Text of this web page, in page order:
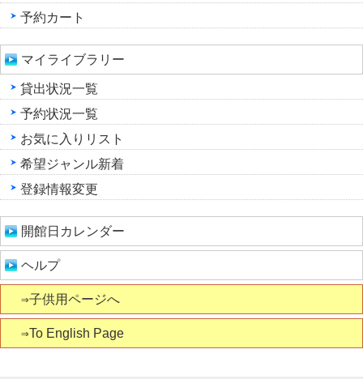
予約カート
マイライブラリー
貸出状況一覧
予約状況一覧
お気に入りリスト
希望ジャンル新着
登録情報変更
開館日カレンダー
ヘルプ
⇒子供用ページへ
⇒To English Page